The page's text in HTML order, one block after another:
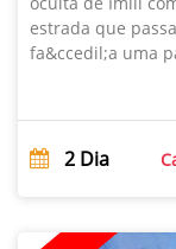
estrada que
fa&ccedil;a uma
2 Dia